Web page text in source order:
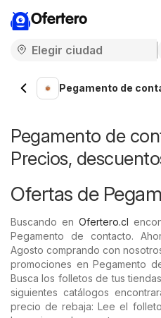
Ofertero
Pegamento de
Pegamento de
Precios,
Ofertas de
Buscando enOfertero.cl
Pegamento de contacto.
Agosto comprando con
promociones en Pegamento
Busca los folletos de tus
siguientes catálogos
precio de rebaja: Lee el